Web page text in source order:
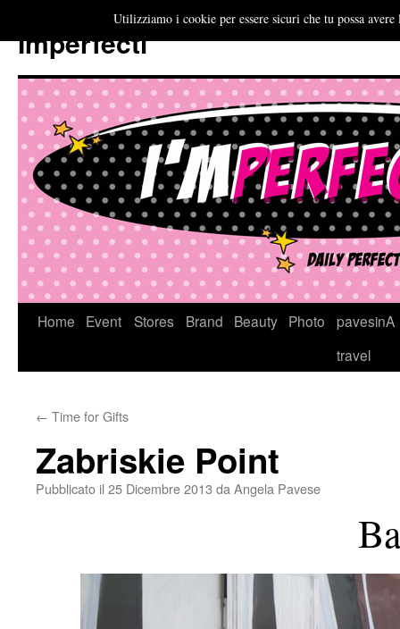
Imperfecti
VaiHome Event Stores Brand Beauty Photo
pavesinA
travel
← Time for Gifts
Zabriskie Point
Pubblicato il 25 Dicembre 2013 da Angela Pavese
Utilizziamo i cookie per essere sicuri che tu possa